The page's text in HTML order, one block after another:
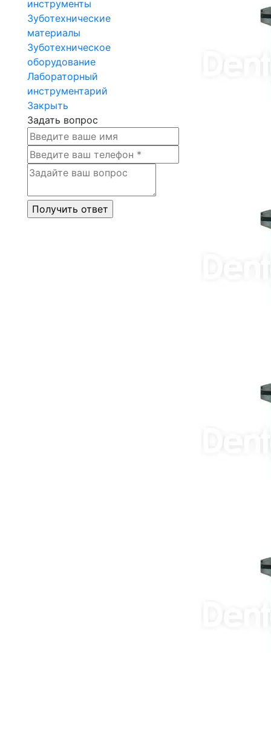
инструменты
Зуботехнические
материалы
Зуботехническое
оборудование
Лабораторный
инструментарий
Закрыть
Задать вопрос